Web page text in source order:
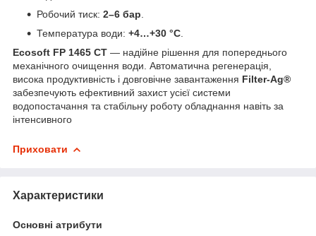
Робочий тиск: 2–6 бар
Температура води: +4…+30 °C
Ecosoft FP 1465 CT — надійне рішення для попереднього
механічного очищення води. Автоматична регенерація,
висока продуктивність і довговічне завантаження Filter-Ag®
забезпечують ефективний захист усієї системи
водопостачання та стабільну роботу обладнання навіть за
інтенсивного
Приховати
Характеристики
Основні атрибути